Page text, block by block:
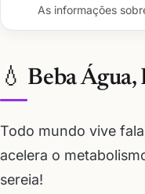
As informações
💧 Beba
Todo mundo vive
acelera o
sereia!